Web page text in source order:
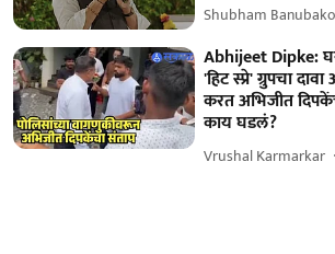
Shubham
Abhijeet Dipke:
'हिट स्प्रे' ग्रुपचा
करत अभिजीत
काय घडलं?
Vrushal Karmarkar